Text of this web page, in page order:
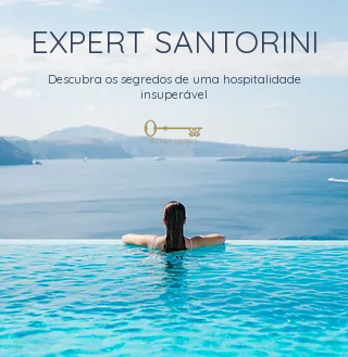
EXPERT SANTORINI
Descubra os segredos de uma hospitalidade
insuperável